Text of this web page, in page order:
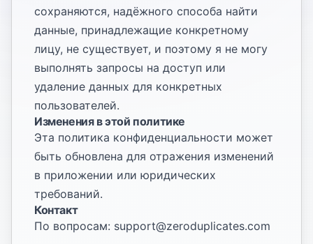
сохраняются, надёжного способа найти
данные, принадлежащие конкретному
лицу, не существует, и поэтому я не могу
выполнять запросы на доступ или
удаление данных для конкретных
пользователей.
Изменения в этой политике
Эта политика конфиденциальности может
быть обновлена для отражения изменений
в приложении или юридических
требований.
Контакт
По вопросам: support@zeroduplicates.com